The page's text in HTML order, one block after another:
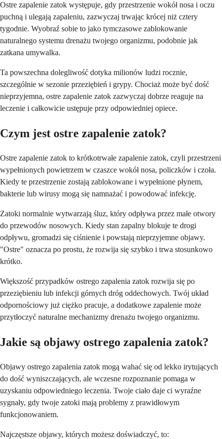
Ostre zapalenie zatok występuje, gdy przestrzenie wokół nosa i oczu
puchną i ulegają zapaleniu, zazwyczaj trwając krócej niż cztery
tygodnie. Wyobraź sobie to jako tymczasowe zablokowanie
naturalnego systemu drenażu twojego organizmu, podobnie jak
zatkana umywalka.
Ta powszechna dolegliwość dotyka milionów ludzi rocznie,
szczególnie w sezonie przeziębień i grypy. Chociaż może być dość
nieprzyjemna, ostre zapalenie zatok zazwyczaj dobrze reaguje na
leczenie i całkowicie ustępuje przy odpowiedniej opiece.
Czym jest ostre zapalenie zatok?
Ostre zapalenie zatok to krótkotrwałe zapalenie zatok, czyli przestrzeni
wypełnionych powietrzem w czaszce wokół nosa, policzków i czoła.
Kiedy te przestrzenie zostają zablokowane i wypełnione płynem,
bakterie lub wirusy mogą się namnażać i powodować infekcję.
Zatoki normalnie wytwarzają śluz, który odpływa przez małe otwory
do przewodów nosowych. Kiedy stan zapalny blokuje te drogi
odpływu, gromadzi się ciśnienie i powstają nieprzyjemne objawy.
"Ostre" oznacza po prostu, że rozwija się szybko i trwa stosunkowo
krótko.
Większość przypadków ostrego zapalenia zatok rozwija się po
przeziębieniu lub infekcji górnych dróg oddechowych. Twój układ
odpornościowy już ciężko pracuje, a dodatkowe zapalenie może
przytłoczyć naturalne mechanizmy drenażu twojego organizmu.
Jakie są objawy ostrego zapalenia zatok?
Objawy ostrego zapalenia zatok mogą wahać się od lekko irytujących
do dość wyniszczających, ale wczesne rozpoznanie pomaga w
uzyskaniu odpowiedniego leczenia. Twoje ciało daje ci wyraźne
sygnały, gdy twoje zatoki mają problemy z prawidłowym
funkcjonowaniem.
Najczęstsze objawy, których możesz doświadczyć, to: